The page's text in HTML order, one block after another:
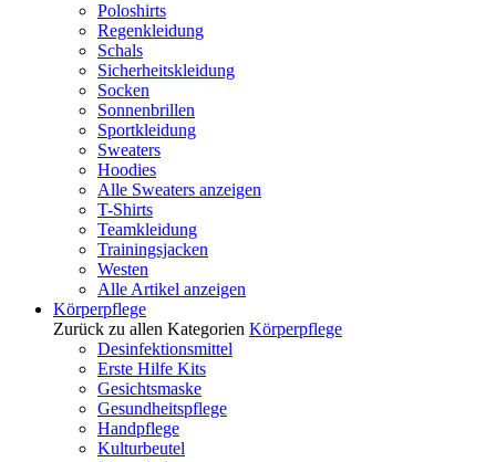
Poloshirts
Regenkleidung
Schals
Sicherheitskleidung
Socken
Sonnenbrillen
Sportkleidung
Sweaters
Hoodies
Alle Sweaters anzeigen
T-Shirts
Teamkleidung
Trainingsjacken
Westen
Alle Artikel anzeigen
Körperpflege
Zurück zu allen Kategorien Körperpflege
Desinfektionsmittel
Erste Hilfe Kits
Gesichtsmaske
Gesundheitspflege
Handpflege
Kulturbeutel